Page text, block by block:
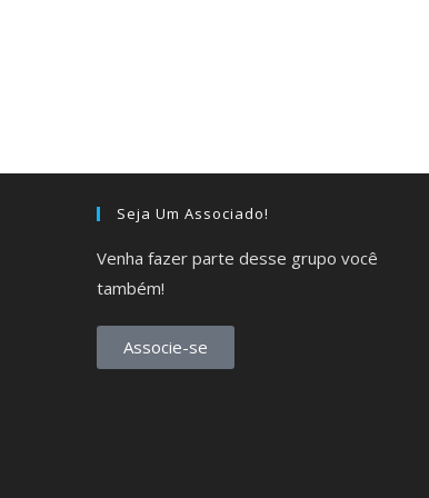
Seja Um Associado!
Venha fazer parte desse grupo você
também!
Associe-se